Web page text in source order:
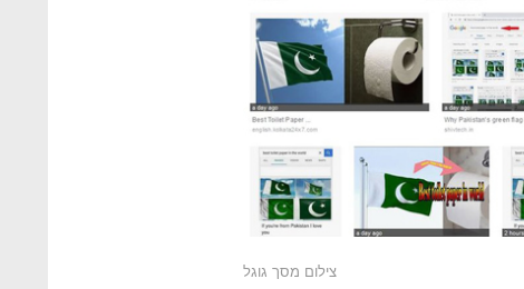
צילום מסך גוגל